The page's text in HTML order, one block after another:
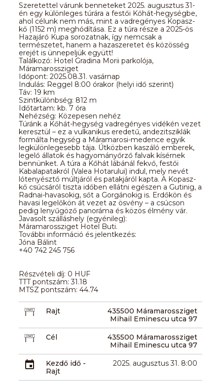
Szeretettel várunk benneteket 2025. augusztus 31-
én egy különleges túrára a festői Kőhát-hegységbe,
ahol célunk nem más, mint a vadregényes Kopasz-
kő (1152 m) meghódítása. Ez a túra része a 2025-ös
Hazajáró Kupa sorozatnak, így nemcsak a
természetet, hanem a hazaszeretet és közösség
erejét is ünnepeljük együtt!
Találkozó: Hotel Gradina Morii parkolója,
Máramarossziget
Időpont: 2025.08.31. vasárnap
Indulás: Reggel 8:00 órakor (helyi idő szerint)
Táv: 19 km
Szintkülönbség: 812 m
Időtartam: kb. 7 óra
Nehézség: Közepesen nehéz
Túránk a Kőhát-hegység vadregényes vidékén vezet
keresztül – ez a vulkanikus eredetű, andezitsziklák
formálta hegység a Máramarosi-medence egyik
legkülönlegesebb tája. Útközben kaszáló emberek,
legelő állatok és hagyományőrző falvak kísérnek
bennünket. A túra a Kőhát lábánál fekvő, festői
Kabalapatakról (Valea Hotarului) indul, mely nevét
lótenyésztő múltjáról és patakjáról kapta. A Kopasz-
kő csúcsáról tiszta időben ellátni egészen a Gutinig, a
Radnai-havasokig, sőt a Gorgánokig is. Erdőkön és
havasi legelőkön át vezet az ösvény – a csúcson
pedig lenyűgöző panoráma és közös élmény vár.
Javasolt szálláshely (egyénileg):
Máramarossziget Hotel Buti.
További információ és jelentkezés:
Jóna Bálint
+40 742 245 756
Részvételi díj: 0 HUF
TTT pontszám: 31.18
MTSZ pontszám: 44.74
Rajt
435500 Máramarossziget
Mihail Eminescu utca 97
Cél
435500 Máramarossziget
Mihail Eminescu utca 97
Kezdő idő -
Rajt
2025. augusztus 31. 8:00